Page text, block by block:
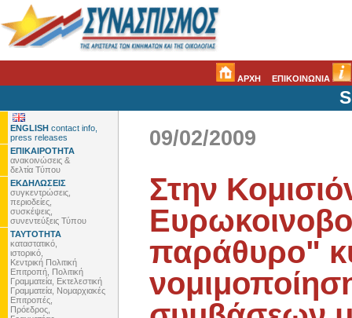
ΑΡΧΗ ΕΠΙΚΟΙΝΩΝΙΑ
ENGLISH contact info,
press releases
ΕΠΙΚΑΙΡΟΤΗΤΑ
ανακοινώσεις &
δελτία Τύπου
ΕΚΔΗΛΩΣΕΙΣ
συγκεντρώσεις,
περιοδείες,
συσκέψεις,
συνεντεύξεις Τύπου
ΤΑΥΤΟΤΗΤΑ
καταστατικό,
ιστορικό,
Κεντρική Πολιτική
Επιτροπή, Πολιτική
Γραμματεία, Εκτελεστική
Γραμματεία, Νομαρχιακές
Επιτροπές,
Πρόεδρος,
09/02/2009
Στην
παράθυρο"